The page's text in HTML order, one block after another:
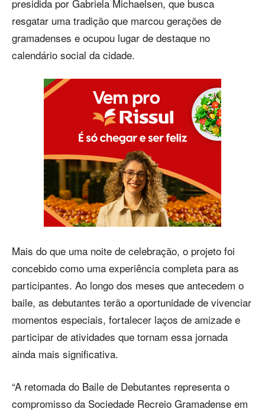
presidida por Gabriela Michaelsen, que busca
resgatar uma tradição que marcou gerações de
gramadenses e ocupou lugar de destaque no
calendário social da cidade.
Mais do que uma noite de celebração, o projeto foi
concebido como uma experiência completa para as
participantes. Ao longo dos meses que antecedem o
baile, as debutantes terão a oportunidade de vivenciar
momentos especiais, fortalecer laços de amizade e
participar de atividades que tornam essa jornada
ainda mais significativa.
“A retomada do Baile de Debutantes representa o
compromisso da Sociedade Recreio Gramadense em